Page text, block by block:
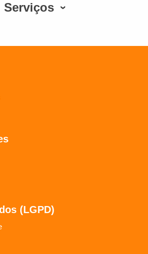
Serviços
(LGPD)